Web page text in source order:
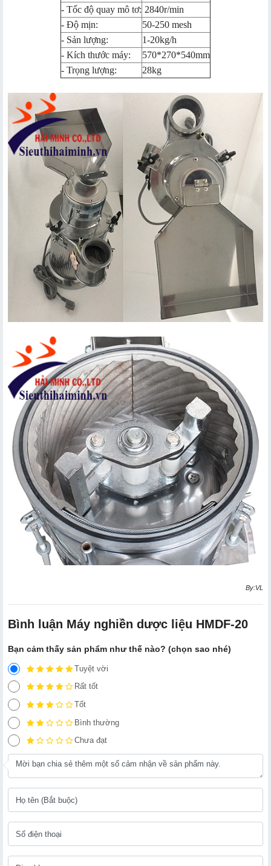
- Tốc độ quay mô tơ: 2840r/min
- Độ mịn:
50-250 mesh
- Sản lượng:
1-20kg/h
- Kích thước máy:
570*270*540mm
- Trọng lượng:
28kg
By:VL
Bình luận Máy nghiền dược liệu HMDF-20
Bạn cảm thấy sản phẩm như thế nào? (chọn sao nhé)
Tuyệt vời
Rất tốt
Tốt
Bình thường
Chưa đạt